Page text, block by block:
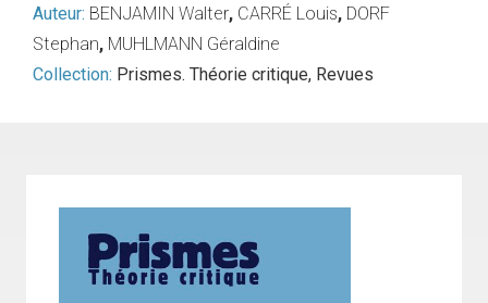
Auteur: BENJAMIN Walter, CARRÉ Louis, DORF
Stephan, MUHLMANN Géraldine
Collection: Prismes. Théorie critique, Revues